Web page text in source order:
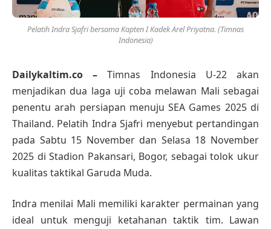
Pelatih Indra Sjafri bersama Kapten I Kadek Arel Priyatna. (Timnas
Indonesia)
Dailykaltim.co –Timnas Indonesia U-22 akan
menjadikan dua laga uji coba melawan Mali sebagai
penentu arah persiapan menuju SEA Games 2025 di
Thailand. Pelatih Indra Sjafri menyebut pertandingan
pada Sabtu 15 November dan Selasa 18 November
2025 di Stadion Pakansari, Bogor, sebagai tolok ukur
kualitas taktikal Garuda Muda.
Indra menilai Mali memiliki karakter permainan yang
ideal untuk menguji ketahanan taktik tim. Lawan